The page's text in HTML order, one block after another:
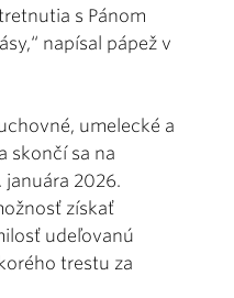
s Pánom
napísal pápež v
umelecké a
skončí sa na
januára 2026.
získať
udeľovanú
trestu za